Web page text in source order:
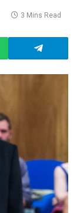
3 Mins Read